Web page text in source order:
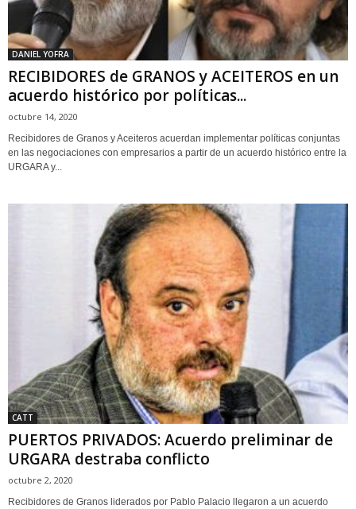
DANIEL YOFRA
RECIBIDORES de GRANOS y ACEITEROS en un
acuerdo histórico por políticas...
octubre 14, 2020
Recibidores de Granos y Aceiteros acuerdan implementar políticas conjuntas
en las negociaciones con empresarios a partir de un acuerdo histórico entre la
URGARA y...
CATT
PUERTOS PRIVADOS: Acuerdo preliminar de
URGARA destraba conflicto
octubre 2, 2020
Recibidores de Granos liderados por Pablo Palacio llegaron a un acuerdo